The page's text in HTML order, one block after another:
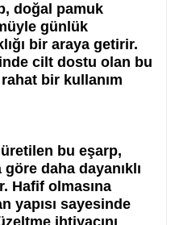
doğal pamuk
günlük
bir araya getirir.
cilt dostu olan bu
bir kullanım
bu eşarp,
daha dayanıklı
Hafif olmasına
yapısı sayesinde